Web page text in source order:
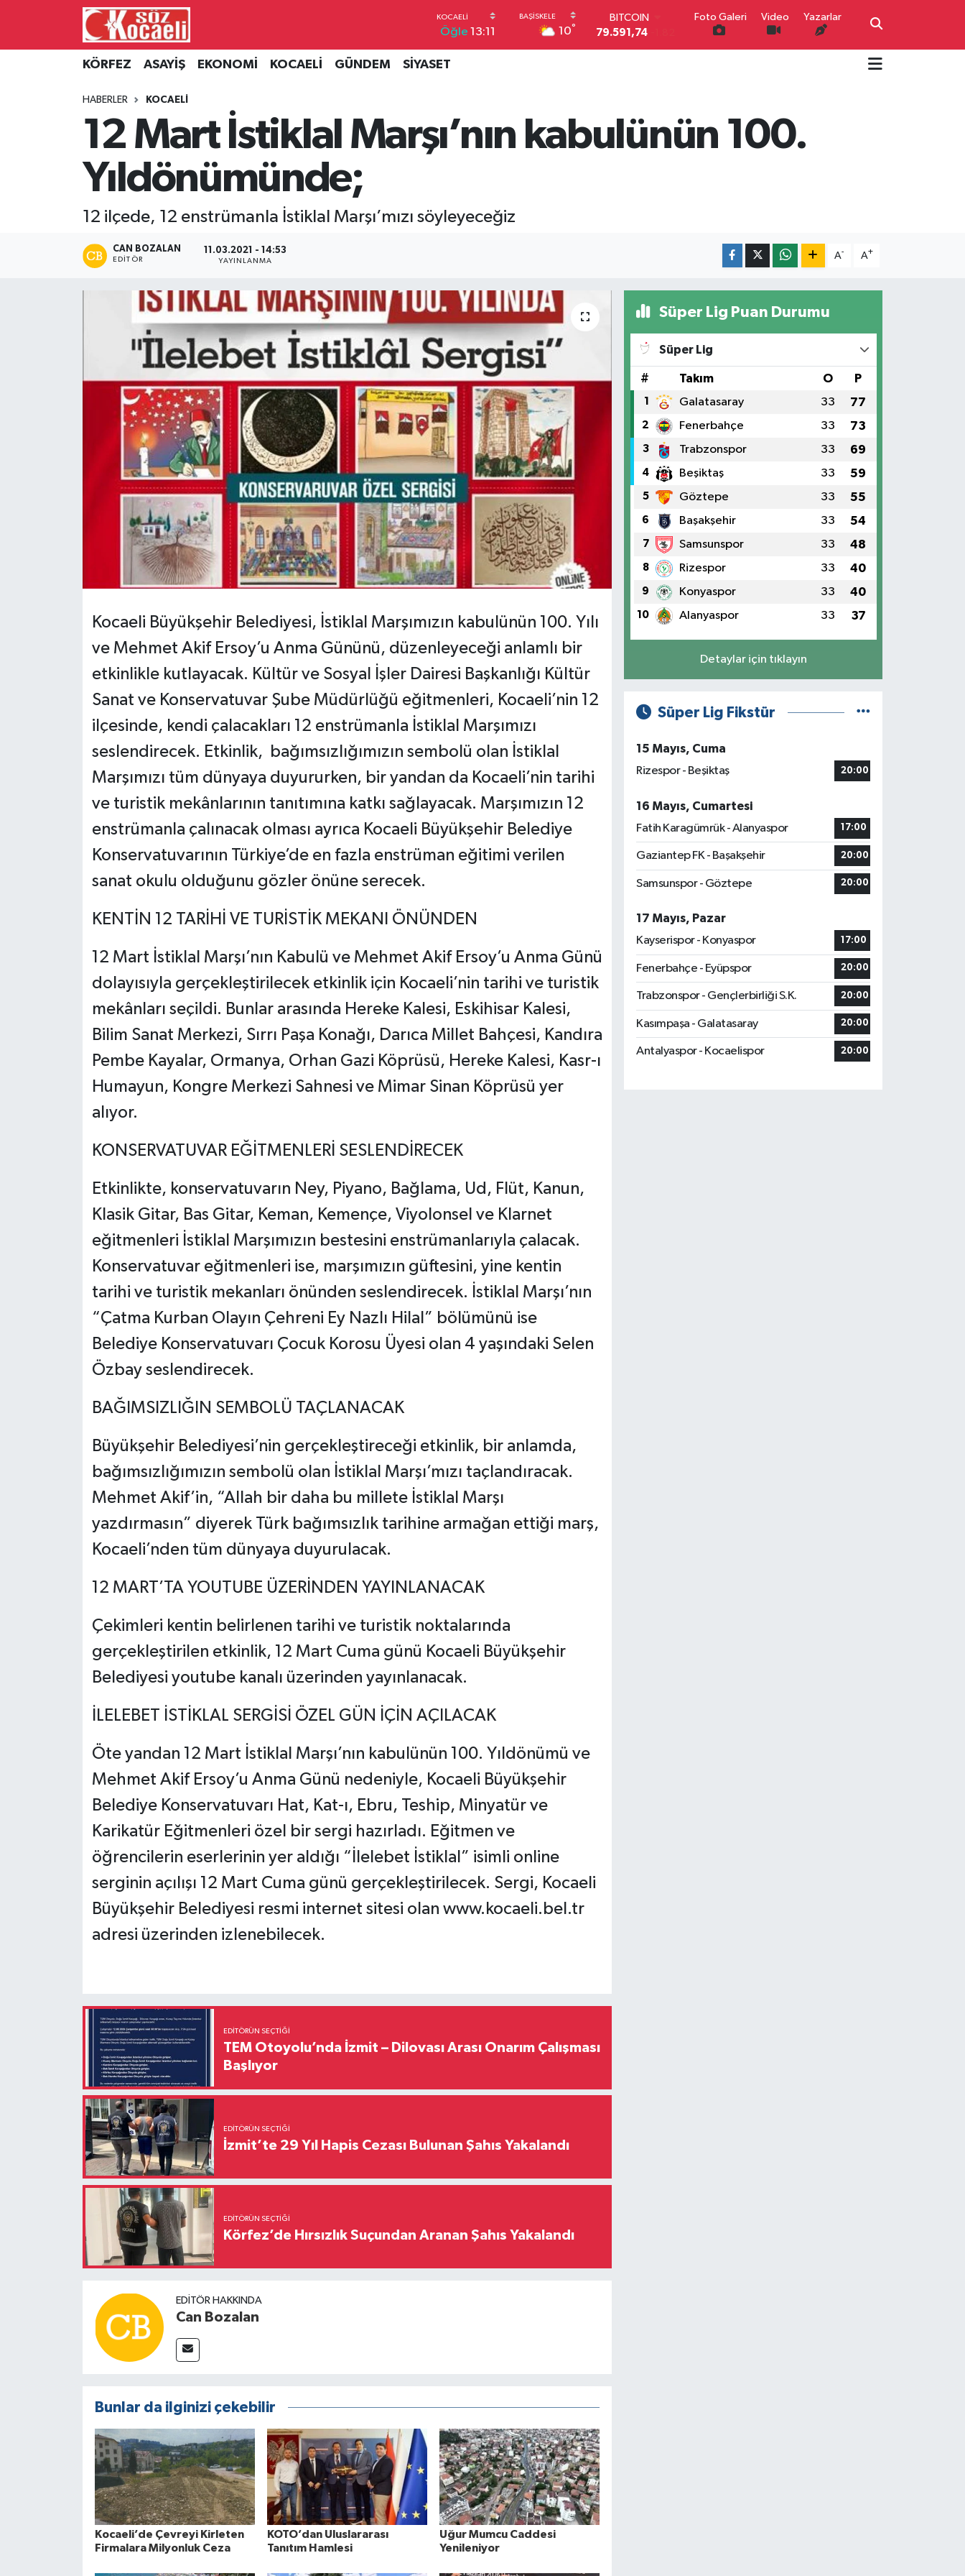
Öğle 13:11 10°
79.591,74
DOLAR
45,43620 0.02
G.ALTIN
6862,09000 0.19
Foto Galeri Video Yazarlar
KÖRFEZ ASAYİŞ EKONOMİ KOCAELİ GÜNDEM SİYASET
HABERLER KOCAELİ
12 Mart İstiklal Marşı’nın kabulünün 100.
Yıldönümünde;
12 ilçede, 12 enstrümanla İstiklal Marşı’mızı söyleyeceğiz
CAN BOZALAN
EDITÖR
11.03.2021 - 14:53
YAYINLANMA
A- A+
Kocaeli Büyükşehir Belediyesi, İstiklal Marşımızın kabulünün 100. Yılı
ve Mehmet Akif Ersoy’u Anma Gününü, düzenleyeceği anlamlı bir
etkinlikle kutlayacak. Kültür ve Sosyal İşler Dairesi Başkanlığı Kültür
Sanat ve Konservatuvar Şube Müdürlüğü eğitmenleri, Kocaeli’nin 12
ilçesinde, kendi çalacakları 12 enstrümanla İstiklal Marşımızı
seslendirecek. Etkinlik, bağımsızlığımızın sembolü olan İstiklal
Marşımızı tüm dünyaya duyururken, bir yandan da Kocaeli’nin tarihi
ve turistik mekânlarının tanıtımına katkı sağlayacak. Marşımızın 12
enstrümanla çalınacak olması ayrıca Kocaeli Büyükşehir Belediye
Konservatuvarının Türkiye’de en fazla enstrüman eğitimi verilen
sanat okulu olduğunu gözler önüne serecek.
KENTİN 12 TARİHİ VE TURİSTİK MEKANI ÖNÜNDEN
12 Mart İstiklal Marşı’nın Kabulü ve Mehmet Akif Ersoy’u Anma Günü
dolayısıyla gerçekleştirilecek etkinlik için Kocaeli’nin tarihi ve turistik
mekânları seçildi. Bunlar arasında Hereke Kalesi, Eskihisar Kalesi,
Bilim Sanat Merkezi, Sırrı Paşa Konağı, Darıca Millet Bahçesi, Kandıra
Pembe Kayalar, Ormanya, Orhan Gazi Köprüsü, Hereke Kalesi, Kasr-ı
Humayun, Kongre Merkezi Sahnesi ve Mimar Sinan Köprüsü yer
alıyor.
KONSERVATUVAR EĞİTMENLERİ SESLENDİRECEK
Etkinlikte, konservatuvarın Ney, Piyano, Bağlama, Ud, Flüt, Kanun,
Klasik Gitar, Bas Gitar, Keman, Kemençe, Viyolonsel ve Klarnet
eğitmenleri İstiklal Marşımızın bestesini enstrümanlarıyla çalacak.
Konservatuvar eğitmenleri ise, marşımızın güftesini, yine kentin
tarihi ve turistik mekanları önünden seslendirecek. İstiklal Marşı’nın
“Çatma Kurban Olayın Çehreni Ey Nazlı Hilal” bölümünü ise
Belediye Konservatuvarı Çocuk Korosu Üyesi olan 4 yaşındaki Selen
Özbay seslendirecek.
BAĞIMSIZLIĞIN SEMBOLÜ TAÇLANACAK
Büyükşehir Belediyesi’nin gerçekleştireceği etkinlik, bir anlamda,
bağımsızlığımızın sembolü olan İstiklal Marşı’mızı taçlandıracak.
Mehmet Akif’in, “Allah bir daha bu millete İstiklal Marşı
yazdırmasın” diyerek Türk bağımsızlık tarihine armağan ettiği marş,
Kocaeli’nden tüm dünyaya duyurulacak.
12 MART’TA YOUTUBE ÜZERİNDEN YAYINLANACAK
Çekimleri kentin belirlenen tarihi ve turistik noktalarında
gerçekleştirilen etkinlik, 12 Mart Cuma günü Kocaeli Büyükşehir
Belediyesi youtube kanalı üzerinden yayınlanacak.
İLELEBET İSTİKLAL SERGİSİ ÖZEL GÜN İÇİN AÇILACAK
Öte yandan 12 Mart İstiklal Marşı’nın kabulünün 100. Yıldönümü ve
Mehmet Akif Ersoy’u Anma Günü nedeniyle, Kocaeli Büyükşehir
Belediye Konservatuvarı Hat, Kat-ı, Ebru, Teship, Minyatür ve
Karikatür Eğitmenleri özel bir sergi hazırladı. Eğitmen ve
öğrencilerin eserlerinin yer aldığı “İlelebet İstiklal” isimli online
serginin açılışı 12 Mart Cuma günü gerçekleştirilecek. Sergi, Kocaeli
Büyükşehir Belediyesi resmi internet sitesi olan www.kocaeli.bel.tr
adresi üzerinden izlenebilecek.
EDITÖRÜN SEÇTIĞI
TEM Otoyolu’nda İzmit – Dilovası Arası Onarım Çalışması
Başlıyor
EDITÖRÜN SEÇTIĞI
İzmit’te 29 Yıl Hapis Cezası Bulunan Şahıs Yakalandı
EDITÖRÜN SEÇTIĞI
Körfez’de Hırsızlık Suçundan Aranan Şahıs Yakalandı
EDITÖR HAKKINDA
Can Bozalan
Bunlar da ilginizi çekebilir
Kocaeli’de Çevreyi Kirleten
Firmalara Milyonluk Ceza
KOTO’dan Uluslararası
Tanıtım Hamlesi
Uğur Mumcu Caddesi
Yenileniyor
Süper Lig Puan Durumu
Süper Lig
# Takım O P
1 Galatasaray 33 77
2 Fenerbahçe 33 73
3 Trabzonspor 33 69
4 Beşiktaş 33 59
5 Göztepe 33 55
6 Başakşehir 33 54
7 Samsunspor 33 48
8 Rizespor 33 40
9 Konyaspor 33 40
10 Alanyaspor 33 37
Detaylar için tıklayın
Süper Lig Fikstür
15 Mayıs, Cuma
Rizespor - Beşiktaş
20:00
16 Mayıs, Cumartesi
Fatih Karagümrük - Alanyaspor
17:00
Gaziantep FK - Başakşehir 20:00
Samsunspor - Göztepe 20:00
17 Mayıs, Pazar
Kayserispor - Konyaspor
17:00
Fenerbahçe - Eyüpspor 20:00
Trabzonspor - Gençlerbirliği S.K. 20:00
Kasımpaşa - Galatasaray 20:00
Antalyaspor - Kocaelispor 20:00
Kocaeli Nöbetçi Eczaneler
Kocaeli Namaz Vakitleri
Kocaeli Trafik Yoğunluk Haritası